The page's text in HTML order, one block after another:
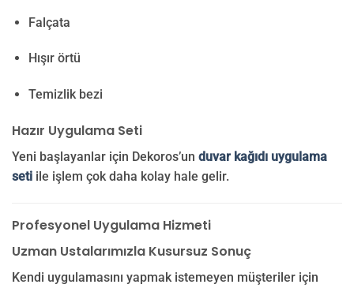
Falçata
Hışır örtü
Temizlik bezi
Hazır Uygulama Seti
Yeni başlayanlar için Dekoros’un duvar kağıdı uygulama
seti ile işlem çok daha kolay hale gelir.
Profesyonel Uygulama Hizmeti
Uzman Ustalarımızla Kusursuz Sonuç
Kendi uygulamasını yapmak istemeyen müşteriler için